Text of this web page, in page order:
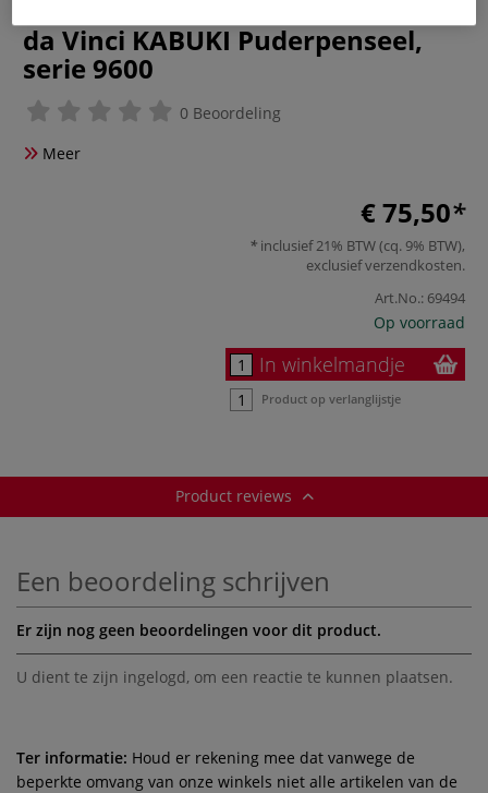
da Vinci KABUKI Puderpenseel,
serie 9600
0 Beoordeling
Meer
€ 75,50
inclusief 21% BTW (cq. 9% BTW),
exclusiefverzendkosten.
Art.No.: 69494
Op voorraad
In winkelmandje
Product op verlanglijstje
Product reviews
Een beoordeling schrijven
Er zijn nog geen beoordelingen voor dit product.
U dient te zijn ingelogd, om een reactie te kunnen plaatsen.
Ter informatie: Houd er rekening mee dat vanwege de
beperkte omvang van onze winkels niet alle artikelen van de